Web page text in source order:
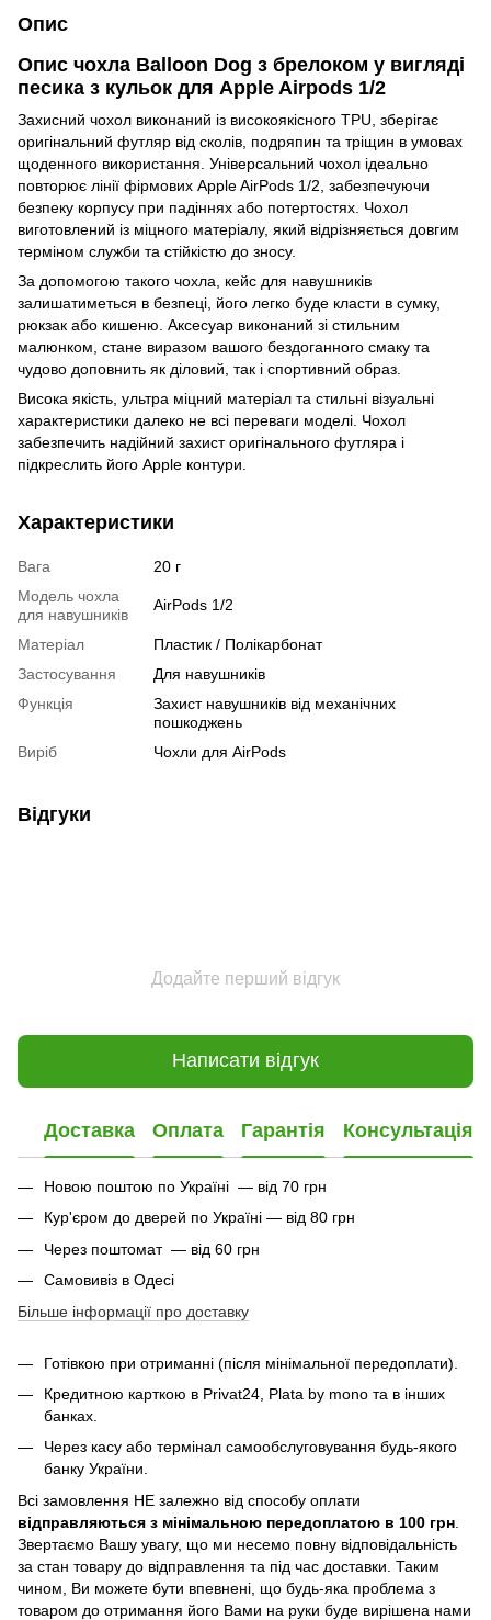
Опис
Опис чохла Balloon Dog з брелоком у вигляді
песика з кульок для Apple Airpods 1/2
Захисний чохол виконаний із високоякісного TPU, зберігає
оригінальний футляр від сколів, подряпин та тріщин в умовах
щоденного використання. Універсальний чохол ідеально
повторює лінії фірмових Apple AirPods 1/2, забезпечуючи
безпеку корпусу при падіннях або потертостях. Чохол
виготовлений із міцного матеріалу, який відрізняється довгим
терміном служби та стійкістю до зносу.
За допомогою такого чохла, кейс для навушників
залишатиметься в безпеці, його легко буде класти в сумку,
рюкзак або кишеню. Аксесуар виконаний зі стильним
малюнком, стане виразом вашого бездоганного смаку та
чудово доповнить як діловий, так і спортивний образ.
Висока якість, ультра міцний матеріал та стильні візуальні
характеристики далеко не всі переваги моделі. Чохол
забезпечить надійний захист оригінального футляра і
підкреслить його Apple контури.
Характеристики
Вага
20 г
Модель чохла
для навушників
AirPods 1/2
Матеріал
Пластик / Полікарбонат
Застосування
Для навушників
Функція
Захист навушників від механічних
пошкоджень
Виріб
Чохли для AirPods
Відгуки
Додайте перший відгук
Написати відгук
Доставка Оплата Гарантія Консультація
Новою поштою по Україні — від 70 грн
Кур'єром до дверей по Україні — від 80 грн
Через поштомат — від 60 грн
Самовивіз в Одесі
Більше інформації про доставку
Готівкою при отриманні (після мінімальної передоплати).
Кредитною карткою в Privat24, Plata by mono та в інших
банках.
Через касу або термінал самообслуговування будь-якого
банку України.
Всі замовлення НЕ залежно від способу оплати
відправляються з мінімальною передоплатою в 100 грн
Звертаємо Вашу увагу, що ми несемо повну відповідальність
за стан товару до відправлення та під час доставки. Таким
чином, Ви можете бути впевнені, що будь-яка проблема з
товаром до отримання його Вами на руки буде вирішена нами